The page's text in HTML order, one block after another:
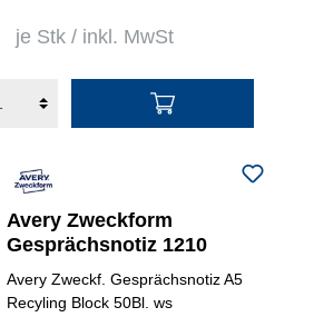
je Stk / inkl. MwSt
Avery Zweckform
Gesprächsnotiz 1210
Avery Zweckf. Gesprächsnotiz A5
Recyling Block 50Bl. ws